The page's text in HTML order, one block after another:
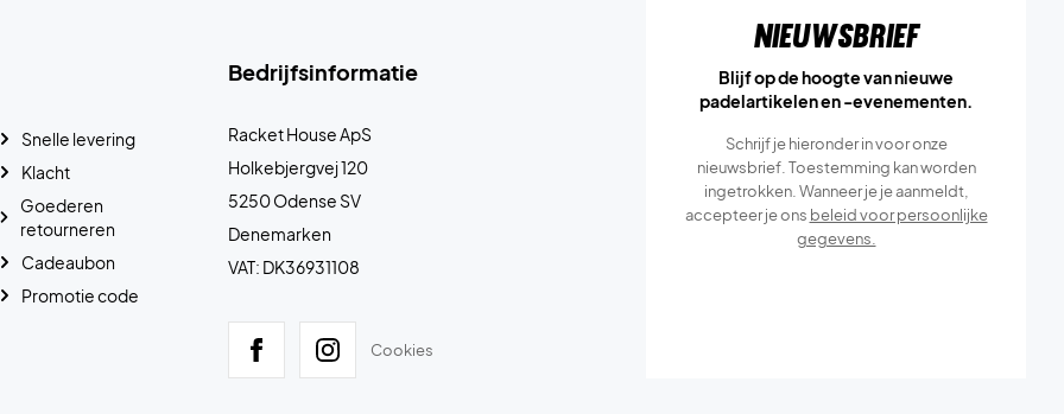
Bedrijfsinformatie
Racket House ApS
Holkebjergvej 120
5250 Odense SV
Denemarken
VAT: DK36931108
Cookies
Snelle levering
Klacht
Goederen
retourneren
Cadeaubon
Promotie code
Nieuwsbrief
Blijf op de hoogte van nieuwe
padelartikelen en -evenementen.
Schrijf je hieronder in voor onze
nieuwsbrief. Toestemming kan worden
ingetrokken. Wanneer je je aanmeldt,
accepteer je ons beleid voor persoonlijke
gegevens.